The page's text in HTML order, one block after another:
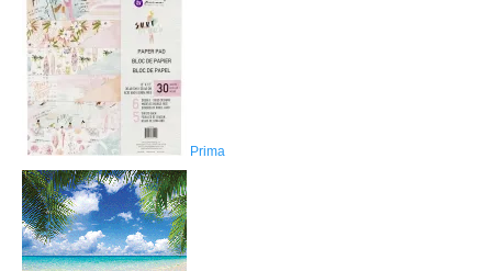
Prima